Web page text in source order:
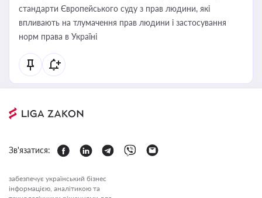
стандарти Європейського суду з прав людини, які
впливають на тлумачення прав людини і застосування
норм права в Україні
Зв'язатися:
забезпечує український бізнес
інформацією, аналітикою та